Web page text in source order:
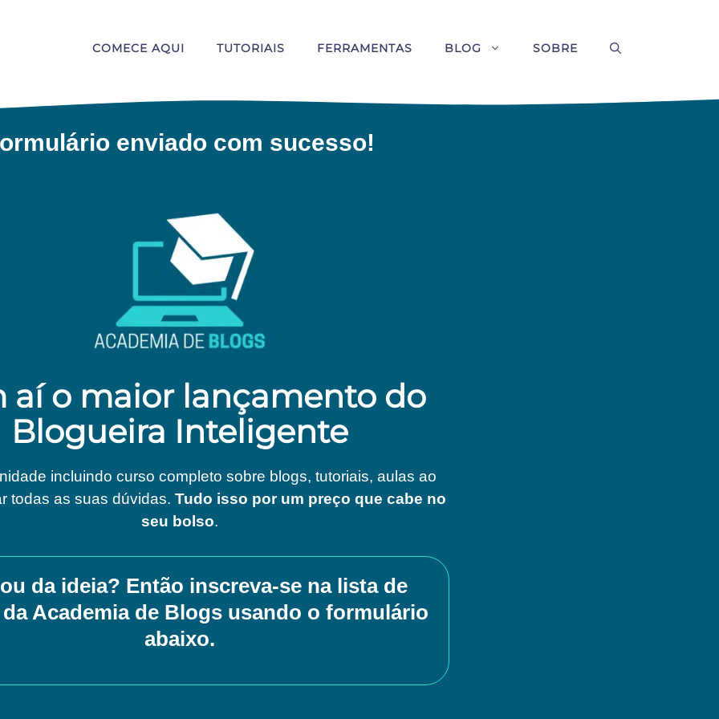
COMECE AQUI TUTORIAIS FERRAMENTAS BLOG SOBRE
enviado com sucesso!
aí o maior lançamento do
Blogueira Inteligente
incluindo curso completo sobre blogs, tutoriais, aulas ao
todas as suas dúvidas. Tudo isso por um preço que cabe no
seu bolso.
da ideia? Então inscreva-se na lista de
Academia de Blogs usando o formulário
abaixo.